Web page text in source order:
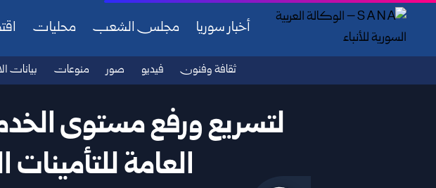
أخبار سوريا مجلس الشعب محليات
ثقافة وفنون فيديو صور منوعات بيانات
لتسريع ورفع مستوى
العامة